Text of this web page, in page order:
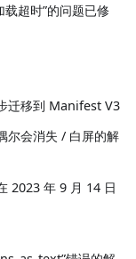
超时”的问题已修
迁移到 Manifest V3
尔会消失 / 白屏的解
2023 年 9 月 14 日